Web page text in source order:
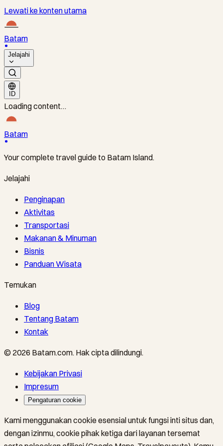
Lewati ke konten utama
Batam
Jelajahi
ID
Loading content…
Batam
Your complete travel guide to Batam Island.
Jelajahi
Penginapan
Aktivitas
Transportasi
Makanan & Minuman
Bisnis
Panduan Wisata
Temukan
Blog
Tentang Batam
Kontak
© 2026 Batam.com. Hak cipta dilindungi.
Kebijakan Privasi
Impresum
Pengaturan cookie
Kami menggunakan cookie esensial untuk fungsi inti situs dan,
dengan izinmu, cookie pihak ketiga dari layanan tersemat